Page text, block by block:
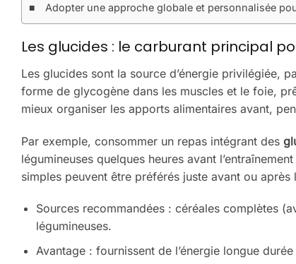
Adopter une approche globale et personnalisée
Les glucides : le carburant principal
Les glucides sont la source d’énergie privilégiée,
forme de glycogène dans les muscles et le foie,
mieux organiser les apports alimentaires avant,
Par exemple, consommer un repas intégrant des
légumineuses quelques heures avant
simples peuvent être préférés juste avant ou après
Sources recommandées : céréales complètes
légumineuses.
Avantage : fournissent de l’énergie longue